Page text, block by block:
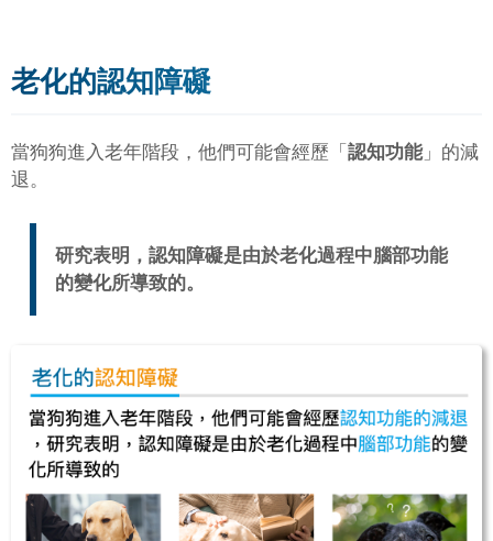
老化的認知障礙
當狗狗進入老年階段，他們可能會經歷「 認知功能」的減
退。
研究表明，認知障礙是由於老化過程中腦部功能
的變化所導致的。